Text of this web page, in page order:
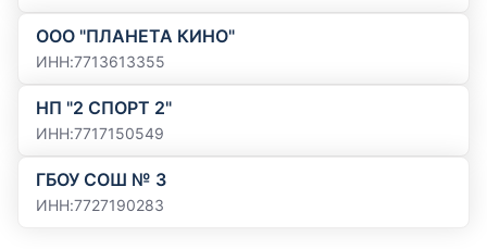
ООО "ПЛАНЕТА КИНО"
ИНН:7713613355
НП "2 СПОРТ 2"
ИНН:7717150549
ГБОУ СОШ № 3
ИНН:7727190283